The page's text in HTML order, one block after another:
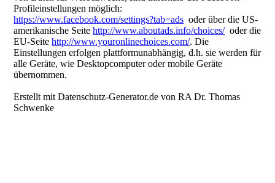
Profileinstellungen möglich:
https://www.facebook.com/settings?tab=ads oder über die US-
amerikanische Seitehttp://www.aboutads.info/choices/oder die
EU-Seitehttp://www.youronlinechoices.com/. Die
Einstellungen erfolgen plattformunabhängig, d.h. sie werden für
alle Geräte, wie Desktopcomputer oder mobile Geräte
übernommen.
Erstellt mit Datenschutz-Generator.de von RA Dr. Thomas
Schwenke